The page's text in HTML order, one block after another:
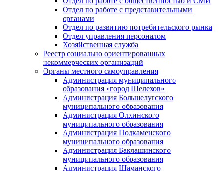
Отдел по работе с представительными
органами
Отдел по развитию потребительского рынка
Отдел управления персоналом
Хозяйственная служба
Реестр социально ориентированных
некоммерческих организаций
Органы местного самоуправления
Администрация муниципального
образования «город Шелехов»
Администрация Большелугского
муниципального образования
Администрация Олхинского
муниципального образования
Администрация Подкаменского
муниципального образования
Администрация Баклашинского
муниципального образования
Администрация Шаманского